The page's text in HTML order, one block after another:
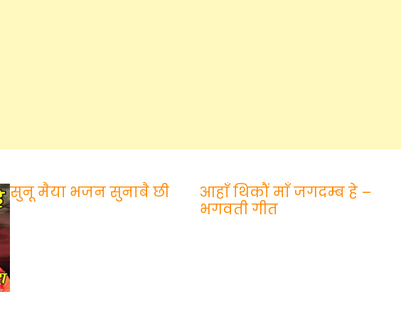
सुनू मैया भजन सुनाबै छी
आहाँ थिकौं माँ जगदम्ब हे –
भगवती गीत